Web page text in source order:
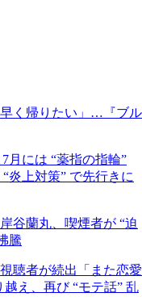
く帰りたい」…『ブル
月には “薬指の指輪”
炎上対策” で先行きに
谷蘭丸、喫煙者が “迫
騰
聴者が続出「また恋愛
え、再び “モテ話” 乱